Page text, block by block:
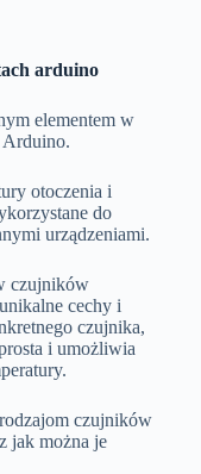
arduino
elementem w
Arduino.
otoczenia i
do
urządzeniami.
czujników
cechy i
czujnika,
i umożliwia
czujników
jak można je